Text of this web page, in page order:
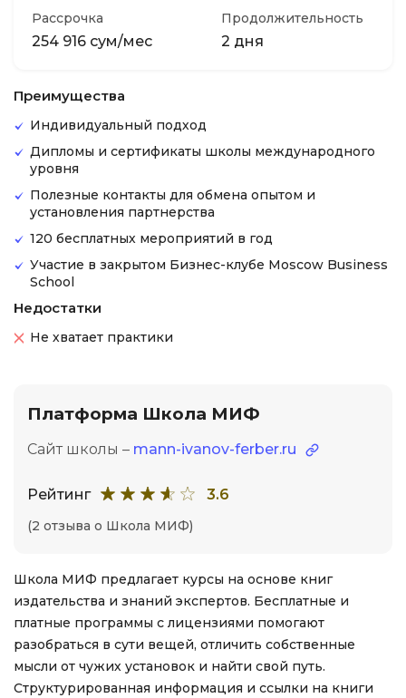
Рассрочка
254 916 сум/мес
Продолжительность
2 дня
Преимущества
Индивидуальный подход
Дипломы и сертификаты школы международного
уровня
Полезные контакты для обмена опытом и
установления партнерства
120 бесплатных мероприятий в год
Участие в закрытом Бизнес-клубе Moscow Business
School
Недостатки
Не хватает практики
Платформа Школа МИФ
Сайт школы – mann-ivanov-ferber.ru
Рейтинг 3.6
(2 отзыва о Школа МИФ)
Школа МИФ предлагает курсы на основе книг
издательства и знаний экспертов. Бесплатные и
платные программы с лицензиями помогают
разобраться в сути вещей, отличить собственные
мысли от чужих установок и найти свой путь.
Структурированная информация и ссылки на книги